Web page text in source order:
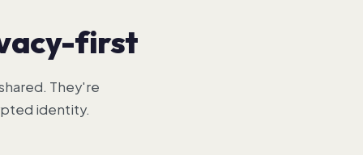
first
They're
identity.